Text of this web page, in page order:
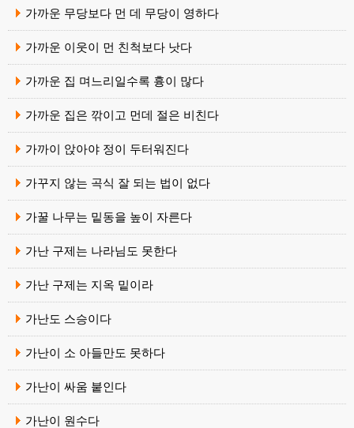
가까운 무당보다 먼 데 무당이 영하다
가까운 이웃이 먼 친척보다 낫다
가까운 집 며느리일수록 흉이 많다
가까운 집은 깎이고 먼데 절은 비친다
가까이 앉아야 정이 두터워진다
가꾸지 않는 곡식 잘 되는 법이 없다
가꿀 나무는 밑동을 높이 자른다
가난 구제는 나라님도 못한다
가난 구제는 지옥 밑이라
가난도 스승이다
가난이 소 아들만도 못하다
가난이 싸움 붙인다
가난이 원수다